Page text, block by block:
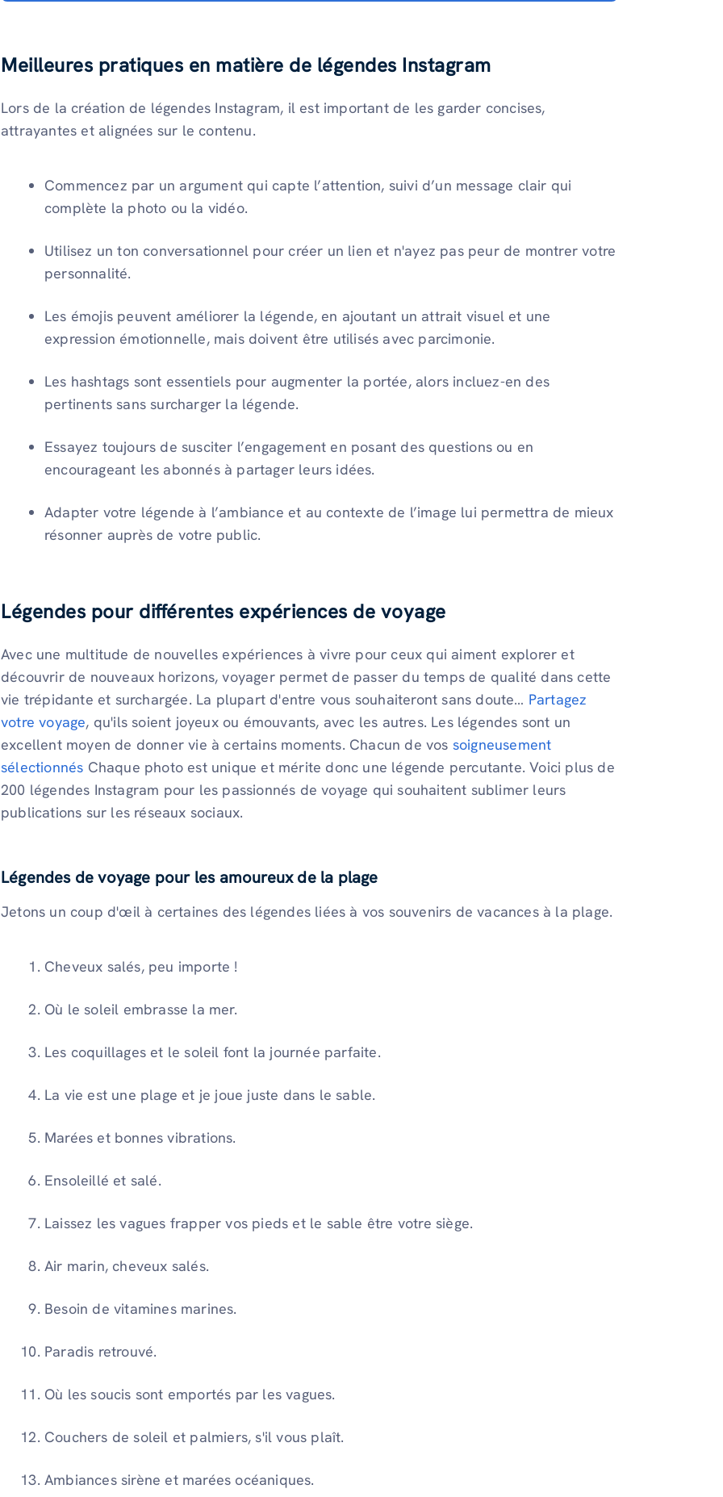
Meilleures pratiques en matière de légendes Instagram
Lors de la création de légendes Instagram, il est important de les garder concises,
attrayantes et alignées sur le contenu.
Commencez par un argument qui capte l’attention, suivi d’un message clair qui
complète la photo ou la vidéo.
Utilisez un ton conversationnel pour créer un lien et n'ayez pas peur de montrer votre
personnalité.
Les émojis peuvent améliorer la légende, en ajoutant un attrait visuel et une
expression émotionnelle, mais doivent être utilisés avec parcimonie.
Les hashtags sont essentiels pour augmenter la portée, alors incluez-en des
pertinents sans surcharger la légende.
Essayez toujours de susciter l’engagement en posant des questions ou en
encourageant les abonnés à partager leurs idées.
Adapter votre légende à l’ambiance et au contexte de l’image lui permettra de mieux
résonner auprès de votre public.
Légendes pour différentes expériences de voyage
Avec une multitude de nouvelles expériences à vivre pour ceux qui aiment explorer et
découvrir de nouveaux horizons, voyager permet de passer du temps de qualité dans cette
vie trépidante et surchargée. La plupart d'entre vous souhaiteront sans doute… Partagez
votre voyage, qu'ils soient joyeux ou émouvants, avec les autres. Les légendes sont un
excellent moyen de donner vie à certains moments. Chacun de vos soigneusement
sélectionnés Chaque photo est unique et mérite donc une légende percutante. Voici plus de
200 légendes Instagram pour les passionnés de voyage qui souhaitent sublimer leurs
publications sur les réseaux sociaux.
Légendes de voyage pour les amoureux de la plage
Jetons un coup d'œil à certaines des légendes liées à vos souvenirs de vacances à la plage.
Cheveux salés, peu importe !
Où le soleil embrasse la mer.
Les coquillages et le soleil font la journée parfaite.
La vie est une plage et je joue juste dans le sable.
Marées et bonnes vibrations.
Ensoleillé et salé.
Laissez les vagues frapper vos pieds et le sable être votre siège.
Air marin, cheveux salés.
Besoin de vitamines marines.
Paradis retrouvé.
Où les soucis sont emportés par les vagues.
Couchers de soleil et palmiers, s'il vous plaît.
Ambiances sirène et marées océaniques.